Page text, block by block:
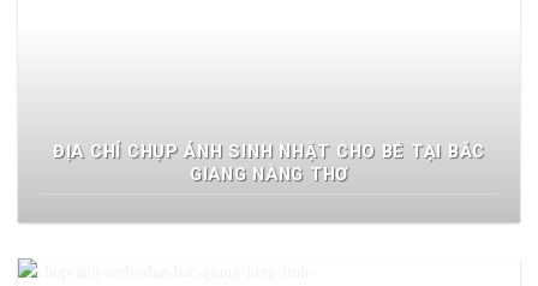
ĐỊA CHỈ CHỤP ẢNH SINH NHẬT CHO BÉ TẠI BẮC
GIANG NÀNG THƠ